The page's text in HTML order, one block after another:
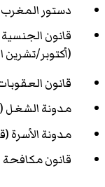
دستور المغرب
(أكتوبر/تشرين
قانون العقوبات لعام 1962 كما تم
مدونة الشغل
مدونة الأسرة
قانون مكافحة